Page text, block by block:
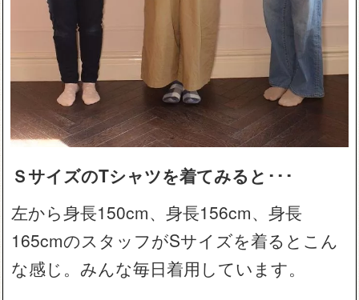
ＳサイズのTシャツを着てみると･･･
左から身長150cm、身長156cm、身長
165cmのスタッフがSサイズを着るとこん
な感じ。みんな毎日着用しています。